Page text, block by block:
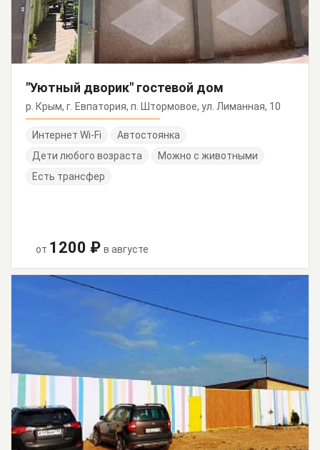
"Уютный дворик" гостевой дом
р. Крым, г. Евпатория, п. Штормовое, ул. Лиманная, 10
Интернет Wi-Fi
Автостоянка
Дети любого возраста
Можно с животными
Есть трансфер
от 1200 ₽ в августе